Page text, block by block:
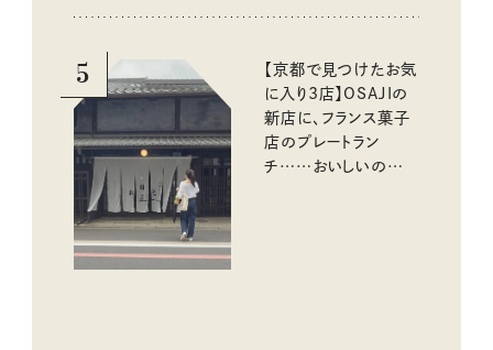
5
【京都で見つけたお気
に入り3店】OSAJIの
新店に、フランス菓子
店のプレートラン
チ……おいしいのんび